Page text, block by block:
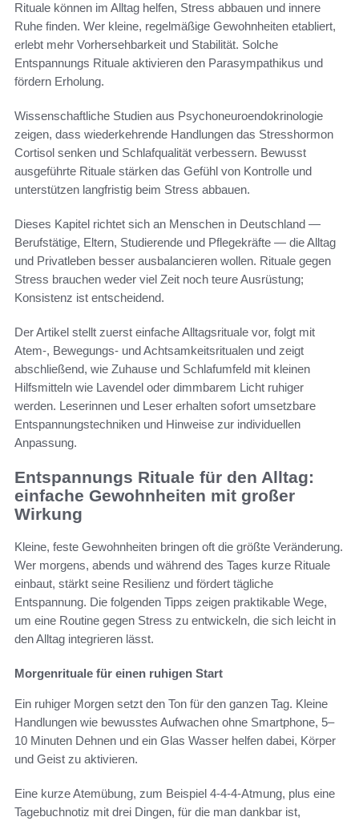
Rituale können im Alltag helfen, Stress abbauen und innere
Ruhe finden. Wer kleine, regelmäßige Gewohnheiten etabliert,
erlebt mehr Vorhersehbarkeit und Stabilität. Solche
Entspannungs Rituale aktivieren den Parasympathikus und
fördern Erholung.
Wissenschaftliche Studien aus Psychoneuroendokrinologie
zeigen, dass wiederkehrende Handlungen das Stresshormon
Cortisol senken und Schlafqualität verbessern. Bewusst
ausgeführte Rituale stärken das Gefühl von Kontrolle und
unterstützen langfristig beim Stress abbauen.
Dieses Kapitel richtet sich an Menschen in Deutschland —
Berufstätige, Eltern, Studierende und Pflegekräfte — die Alltag
und Privatleben besser ausbalancieren wollen. Rituale gegen
Stress brauchen weder viel Zeit noch teure Ausrüstung;
Konsistenz ist entscheidend.
Der Artikel stellt zuerst einfache Alltagsrituale vor, folgt mit
Atem-, Bewegungs- und Achtsamkeitsritualen und zeigt
abschließend, wie Zuhause und Schlafumfeld mit kleinen
Hilfsmitteln wie Lavendel oder dimmbarem Licht ruhiger
werden. Leserinnen und Leser erhalten sofort umsetzbare
Entspannungstechniken und Hinweise zur individuellen
Anpassung.
Entspannungs Rituale für den Alltag:
einfache Gewohnheiten mit großer
Wirkung
Kleine, feste Gewohnheiten bringen oft die größte Veränderung.
Wer morgens, abends und während des Tages kurze Rituale
einbaut, stärkt seine Resilienz und fördert tägliche
Entspannung. Die folgenden Tipps zeigen praktikable Wege,
um eine Routine gegen Stress zu entwickeln, die sich leicht in
den Alltag integrieren lässt.
Morgenrituale für einen ruhigen Start
Ein ruhiger Morgen setzt den Ton für den ganzen Tag. Kleine
Handlungen wie bewusstes Aufwachen ohne Smartphone, 5–
10 Minuten Dehnen und ein Glas Wasser helfen dabei, Körper
und Geist zu aktivieren.
Eine kurze Atemübung, zum Beispiel 4-4-4-Atmung, plus eine
Tagebuchnotiz mit drei Dingen, für die man dankbar ist,